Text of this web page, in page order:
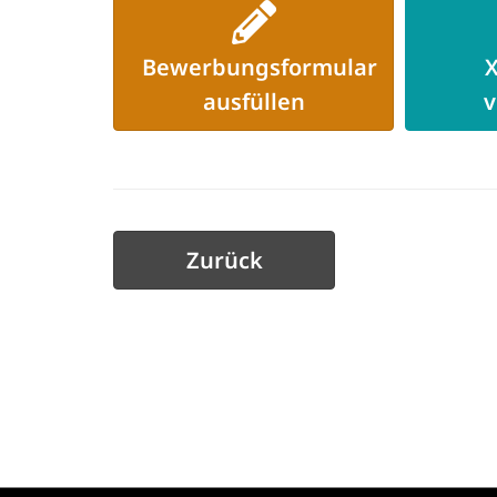
Bewerbungsformular
ausfüllen
Zurück